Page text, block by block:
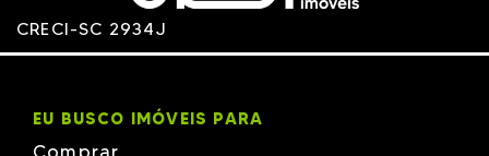
CRECI-SC 2934J
EU BUSCO IMÓVEIS PARA
Comprar